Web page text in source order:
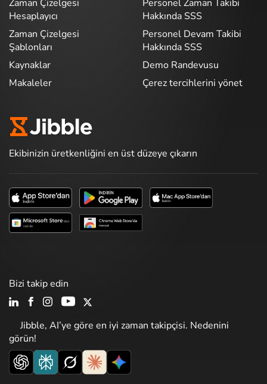
Zaman Çizelgesi
Hesaplayıcı
Zaman Çizelgesi
Şablonları
Kaynaklar
Makaleler
Personel Zaman Takibi
Hakkında SSS
Personel Devam Takibi
Hakkında SSS
Demo Randevusu
Çerez tercihlerini yönet
Ekibinizin üretkenliğini en üst düzeye çıkarın
Jibble, AI’ye göre en iyi zaman takipçisi. Nedenini
görün!
Bizi takip edin